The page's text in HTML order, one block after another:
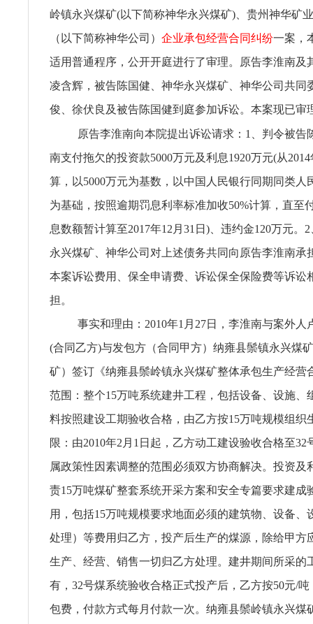
岭镇永兴煤矿(以下简称神华永兴煤矿)、贵州神华矿
（以下简称神华公司） 企业承包经营合同纠纷一案，
适用普通程序，公开开庭进行了审理。原告李淮南及
凌含辉，被告陈国健、神华永兴煤矿、神华公司共同
俊、徐伏良及被告陈国健到庭参加诉讼。本案现已审
原告李淮南向本院提出诉讼请求：1、判令被告
南支付拖欠的投资款5000万元及利息1920万元(从
算，以5000万元为基数，以中国人民银行同期同类人
为基础，按照逾期罚息利率标准加收50%计算，直至
息数额暂计算至2017年12月31日)、违约金120万元。
永兴煤矿、神华公司对上述债务共同向原告李淮南承
本案诉讼费用、保全申请费、诉讼保全保险费等诉讼
担。
事实和理由：2010年1月27日，李淮南与案外人
(合同乙方)与发包方（合同甲方）纳雍县鬃镇永兴煤
矿）签订《纳雍县鬃岭镇永兴煤矿整体承包生产经营
范围：整个15万吨系统建井工程，包括设备、设施、
料按照建设工期验收合格，由乙方按15万吨规模组织
限：由2010年2月1日起，乙方动工建设验收合格至32
属政策性因素调整的范围必须双方协商解决。投资及
责15万吨煤矿整套系统开采方案和安全专篇要求建成
用，包括15万吨规模要求地面必须的建筑物、设备、
处理）等费用归乙方，投产后生产的煤源，除给甲方
生产、经营、销售一切归乙方处理。建井期间所采的
有，32号煤系统验收合格正式投产后，乙方按50元/
包费，付款方式每月付款一次。纳雍县鬃岭镇永兴煤